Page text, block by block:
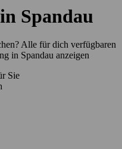
Spandau
Alle für dich verfügbaren
in Spandau anzeigen
Sie